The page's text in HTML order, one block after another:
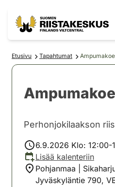
Etusivu Tapahtumat Ampumakoe
Ampumakoe
Perhonjokilaakson
6.9.2026 Klo: 12:00-
Lisää kalenteriin
Pohjanmaa |
Jyväskyläntie 790,